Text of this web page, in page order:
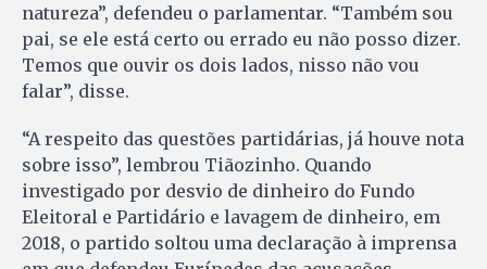
natureza”, defendeu o parlamentar. “Também sou
pai, se ele está certo ou errado eu não posso dizer.
Temos que ouvir os dois lados, nisso não vou
falar”, disse.
“A respeito das questões partidárias, já houve nota
sobre isso”, lembrou Tiãozinho. Quando
investigado por desvio de dinheiro do Fundo
Eleitoral e Partidário e lavagem de dinheiro, em
2018, o partido soltou uma declaração à imprensa